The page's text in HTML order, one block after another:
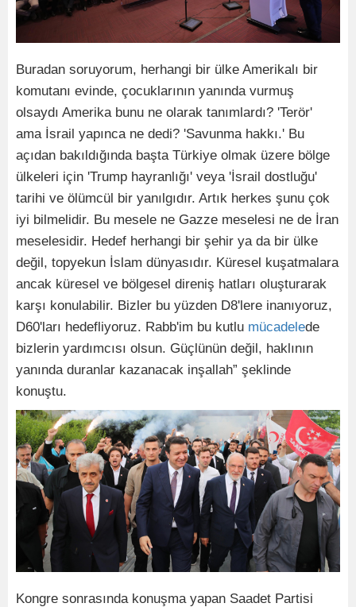
Buradan soruyorum, herhangi bir ülke Amerikalı bir
komutanı evinde, çocuklarının yanında vurmuş
olsaydı Amerika bunu ne olarak tanımlardı? 'Terör'
ama İsrail yapınca ne dedi? 'Savunma hakkı.' Bu
açıdan bakıldığında başta Türkiye olmak üzere bölge
ülkeleri için 'Trump hayranlığı' veya 'İsrail dostluğu'
tarihi ve ölümcül bir yanılgıdır. Artık herkes şunu çok
iyi bilmelidir. Bu mesele ne Gazze meselesi ne de İran
meselesidir. Hedef herhangi bir şehir ya da bir ülke
değil, topyekun İslam dünyasıdır. Küresel kuşatmalara
ancak küresel ve bölgesel direniş hatları oluşturarak
karşı konulabilir. Bizler bu yüzden D8'lere inanıyoruz,
D60'ları hedefliyoruz. Rabb'im bu kutlu mücadelede
bizlerin yardımcısı olsun. Güçlünün değil, haklının
yanında duranlar kazanacak inşallah” şeklinde
konuştu.
Kongre sonrasında konuşma yapan Saadet Partisi